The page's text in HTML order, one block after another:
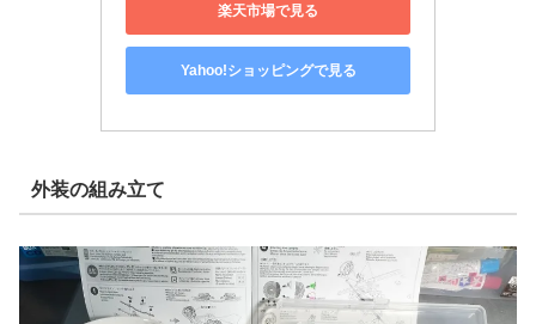
楽天市場で見る
Yahoo!ショッピングで見る
外装の組み立て